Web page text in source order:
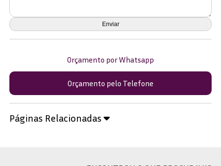
Orçamento por Whatsapp
Orçamento pelo Telefone
Páginas Relacionadas